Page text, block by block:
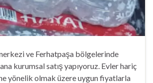
ve Ferhatpaşa bölgelerinde
kurumsal satış yapıyoruz. Evler hariç
yönelik olmak üzere uygun fiyatlarla